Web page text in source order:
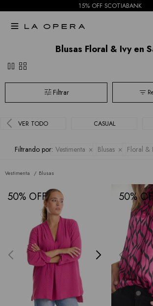
15% OFF SCOTIABANK

Blusas Floral & Ivy en
pause grid_view
VER TODO CASUAL
Filtrando por: Vestimenta Blusas Floral &
Vestimenta Blusas
50 50